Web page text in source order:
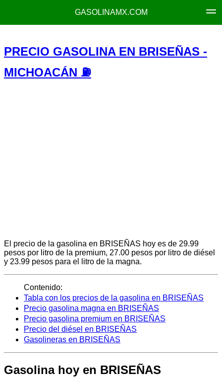
GASOLINAMX.COM
PRECIO GASOLINA EN BRISEÑAS -
MICHOACÁN ⛽
El precio de la gasolina en BRISEÑAS hoy es de 29.99
pesos por litro de la premium, 27.00 pesos por litro de diésel
y 23.99 pesos para el litro de la magna.
Contenido:
Tabla con los precios de la gasolina en BRISEÑAS
Precio gasolina magna en BRISEÑAS
Precio gasolina premium en BRISEÑAS
Precio del diésel en BRISEÑAS
Gasolineras en BRISEÑAS
Gasolina hoy en BRISEÑAS